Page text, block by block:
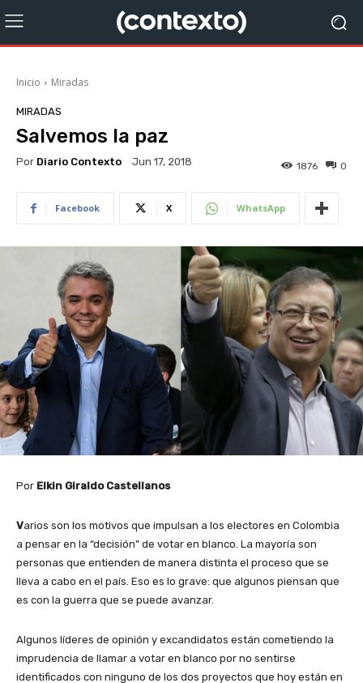
Inicio Miradas
MIRADAS
Salvemos la paz
Por Diario Contexto Jun 17, 2018 0
1876
Facebook X WhatsApp
Por Elkin Giraldo Castellanos
Varios son los motivos que impulsan a los electores en Colombia
a pensar en la “decisión” de votar en blanco. La mayoría son
personas que entienden de manera distinta el proceso que se
lleva a cabo en el país. Eso es lo grave: que algunos piensan que
es con la guerra que se puede avanzar.
Algunos líderes de opinión y excandidatos están cometiendo la
imprudencia de llamar a votar en blanco por no sentirse
identificados con ninguno de los dos proyectos que hoy están en